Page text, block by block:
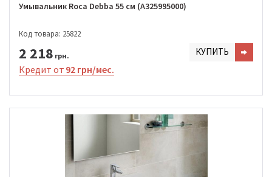
Умывальник Roca Debba 55 см (A325995000)
Код товара: 25822
2 218 грн. КУПИТЬ
Кредит от 92 грн/мес.